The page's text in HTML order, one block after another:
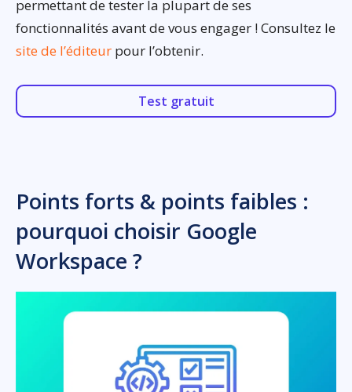
permettant de tester la plupart de ses
fonctionnalités avant de vous engager ! Consultez le
site de l’éditeur pour l’obtenir.
Test gratuit
Points forts & points faibles :
pourquoi choisir Google
Workspace ?